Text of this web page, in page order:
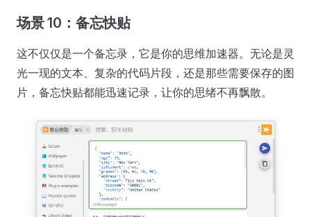
场景 10：备忘快贴
这不仅仅是一个备忘录，它是你的思维加速器。无论是灵
光一现的文本、复杂的代码片段，还是那些需要保存的图
片，备忘快贴都能迅速记录，让你的思绪不再飘散。